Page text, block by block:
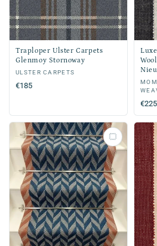
Traploper Ulster Carpets
Glenmoy Stornoway
Verkoper:
ULSTER CARPETS
Normale
€185
prijs
€225